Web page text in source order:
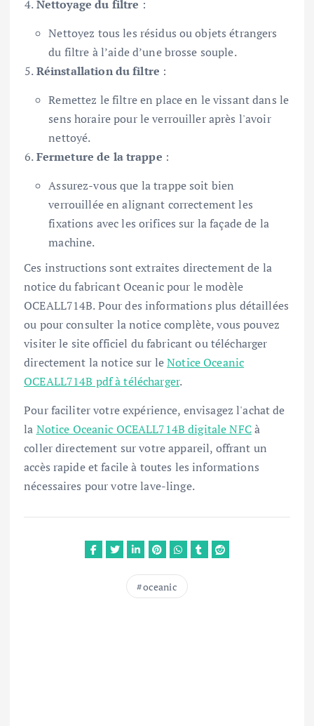
Nettoyage du filtre :
Nettoyez tous les résidus ou objets étrangers
du filtre à l’aide d’une brosse souple.
Réinstallation du filtre :
Remettez le filtre en place en le vissant dans le
sens horaire pour le verrouiller après l'avoir
nettoyé.
Fermeture de la trappe :
Assurez-vous que la trappe soit bien
verrouillée en alignant correctement les
fixations avec les orifices sur la façade de la
machine.
Ces instructions sont extraites directement de la
notice du fabricant Oceanic pour le modèle
OCEALL714B. Pour des informations plus détaillées
ou pour consulter la notice complète, vous pouvez
visiter le site officiel du fabricant ou télécharger
directement la notice sur leNotice Oceanic
OCEALL714B pdf à télécharger.
Pour faciliter votre expérience, envisagez l'achat de
la Notice Oceanic OCEALL714B digitale NFCà
coller directement sur votre appareil, offrant un
accès rapide et facile à toutes les informations
nécessaires pour votre lave-linge.
oceanic